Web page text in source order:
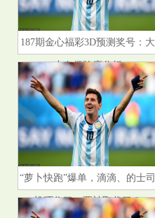
187期金心福彩3D预测奖号：大
小奇偶跨度分析
“萝卜快跑”爆单，滴滴、的士司
机吓住了，要被取代了？